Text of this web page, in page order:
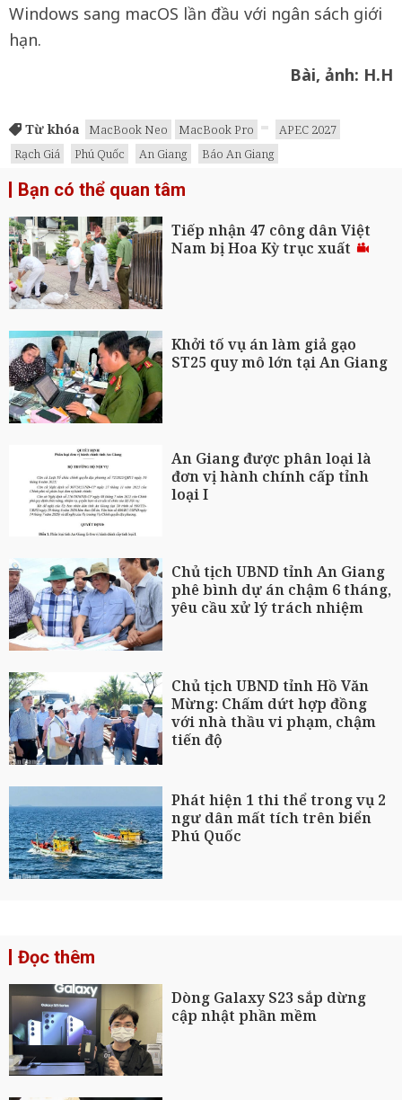
Windows sang macOS lần đầu với ngân sách giới
hạn.
Bài, ảnh: H.H
Từ khóa MacBook Neo MacBook Pro
APEC 2027
Rạch Giá
Phú Quốc An Giang Báo An Giang
Bạn có thể quan tâm
Tiếp nhận 47 công dân Việt
Nam bị Hoa Kỳ trục xuất
Khởi tố vụ án làm giả gạo
ST25 quy mô lớn tại An Giang
An Giang được phân loại là
đơn vị hành chính cấp tỉnh
loại I
Chủ tịch UBND tỉnh An Giang
phê bình dự án chậm 6 tháng,
yêu cầu xử lý trách nhiệm
Chủ tịch UBND tỉnh Hồ Văn
Mừng: Chấm dứt hợp đồng
với nhà thầu vi phạm, chậm
tiến độ
Phát hiện 1 thi thể trong vụ 2
ngư dân mất tích trên biển
Phú Quốc
Đọc thêm
Dòng Galaxy S23 sắp dừng
cập nhật phần mềm